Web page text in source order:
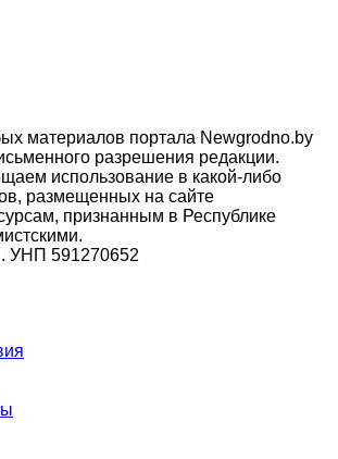
материалов портала Newgrodno.by
разрешения редакции.
использование в какой-либо
размещенных на сайте
признанным в Республике
УНП 591270652